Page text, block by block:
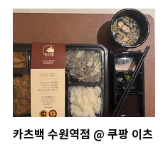
카츠백 수원역점 @ 쿠팡 이츠